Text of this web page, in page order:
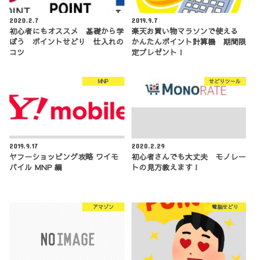
2020.2.7
初心者にもオススメ 基礎から学
ぼう ポイントせどり 仕入れの
コツ
2019.9.7
楽天お買い物マラソンで使える
かんたんポイント計算機 期間限
定プレゼント！
MNP
2019.9.17
ヤフーショッピング攻略 ワイモ
バイル MNP 編
せどりツール
2020.2.29
初心者さんでも大丈夫 モノレー
トの見方教えます！
アマゾン 電脳せどり